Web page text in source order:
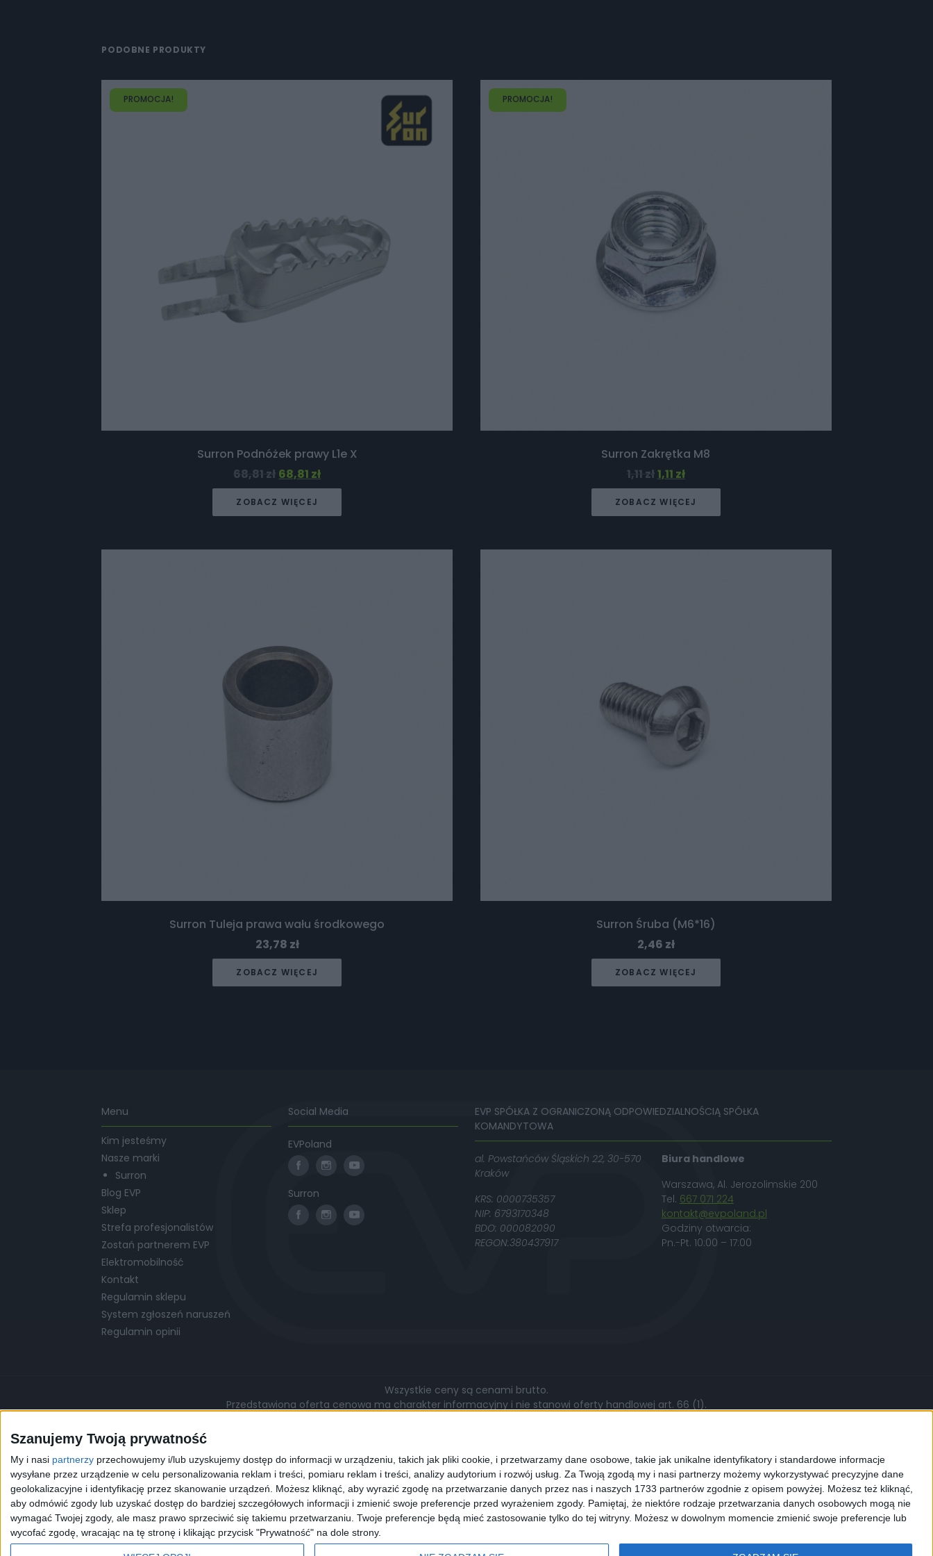
Szanujemy Twoją prywatność
My i nasi partnerzy przechowujemy i/lub uzyskujemy dostęp do informacji w urządzeniu, takich jak pliki cookie, i przetwarzamy dane osobowe, takie jak unikalne identyfikatory i standardowe informacje
wysyłane przez urządzenie w celu personalizowania reklam i treści, pomiaru reklam i treści, analizy audytorium i rozwój usług. Za Twoją zgodą my i nasi partnerzy możemy wykorzystywać precyzyjne dane
geolokalizacyjne i identyfikację przez skanowanie urządzeń. Możesz kliknąć, aby wyrazić zgodę na przetwarzanie danych przez nas i naszych 1733 partnerów zgodnie z opisem powyżej. Możesz też kliknąć,
aby odmówić zgody lub uzyskać dostęp do bardziej szczegółowych informacji i zmienić swoje preferencje przed wyrażeniem zgody. Pamiętaj, że niektóre rodzaje przetwarzania danych osobowych mogą nie
wymagać Twojej zgody, ale masz prawo sprzeciwić się takiemu przetwarzaniu. Twoje preferencje będą mieć zastosowanie tylko do tej witryny. Możesz w dowolnym momencie zmienić swoje preferencje lub
wycofać zgodę, wracając na tę stronę i klikając przycisk "Prywatność" na dole strony.
PODOBNE PRODUKTY
PROMOCJA!
Surron Podnóżek prawy L1e X
68,81 zł 68,81 zł
ZOBACZ WIĘCEJ
PROMOCJA!
Surron Zakrętka M8
1,11 zł1,11 zł
ZOBACZ WIĘCEJ
Surron Tuleja prawa wału środkowego
23,78 zł
ZOBACZ WIĘCEJ
Surron Śruba (M6*16)
2,46 zł
ZOBACZ WIĘCEJ
Menu
Kim jesteśmy
Nasze marki
Surron
Blog EVP
Sklep
Strefa profesjonalistów
Zostań partnerem EVP
Elektromobilność
Kontakt
Regulamin sklepu
System zgłoszeń naruszeń
Regulamin opinii
Social Media
EVPoland
Surron
EVP SPÓŁKA Z OGRANICZONĄ ODPOWIEDZIALNOŚCIĄ SPÓŁKA
KOMANDYTOWA
al. Powstańców Śląskich 22, 30-570
Kraków
KRS: 0000735357
NIP: 6793170348
BDO: 000082090
REGON:380437917
Biura handlowe
Warszawa, Al. Jerozolimskie 200
Tel. 667 071 224
kontakt@evpoland.pl
Godziny otwarcia:
Pn.-Pt. 10:00 – 17:00
Wszystkie ceny są cenami brutto.
Przedstawiona oferta cenowa ma charakter informacyjny i nie stanowi oferty handlowej art. 66 (1).
© 2026 EVP© Polityka prywatności
Korzystając z naszej przeglądarki wyrażają Państwo zgodę na wykorzystywanie przez nas plików cookies. Używamy ich do
celów statystycznych. W programie służącym do obsługi stron internetowych można zmienić ustawienia dotyczące
cookies.